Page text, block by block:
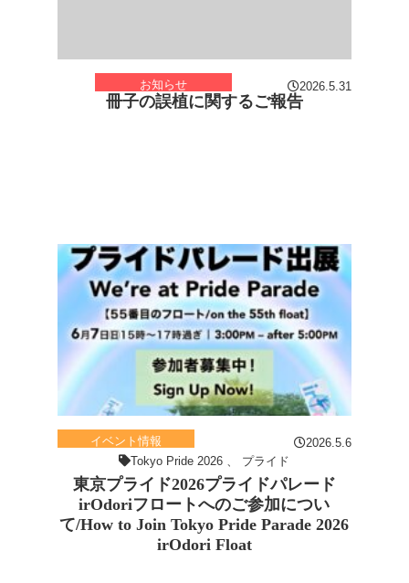
お知らせ 2026.5.31
冊子の誤植に関するご報告
イベント情報
2026.5.6
Tokyo Pride 2026
プライド
東京プライド2026プライドパレード
irOdoriフロートへのご参加につい
て/How to Join Tokyo Pride Parade 2026
irOdori Float